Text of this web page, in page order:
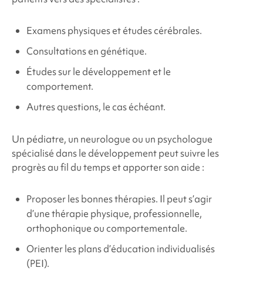
Examens physiques et études cérébrales.
Consultations en génétique.
Études sur le développement et le
comportement.
Autres questions, le cas échéant.
Un pédiatre, un neurologue ou un psychologue
spécialisé dans le développement peut suivre les
progrès au fil du temps et apporter son aide :
Proposer les bonnes thérapies. Il peut s’agir
d’une thérapie physique, professionnelle,
orthophonique ou comportementale.
Orienter les plans d’éducation individualisés
(PEI).